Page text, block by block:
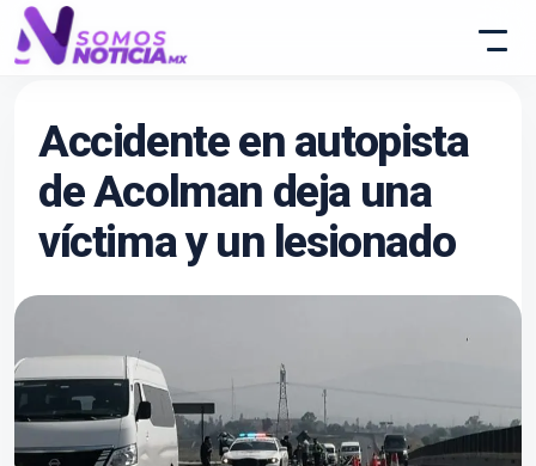
Accidente en autopista
de Acolman deja una
víctima y un lesionado